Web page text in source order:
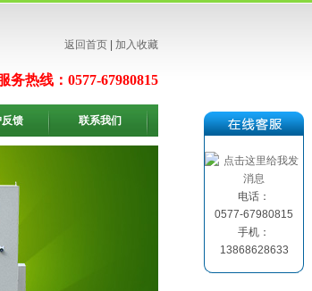
返回首页 加入收藏
务热线：0577-67980815
馈 联系我们
电话：
0577-67980815
手机：
13868628633